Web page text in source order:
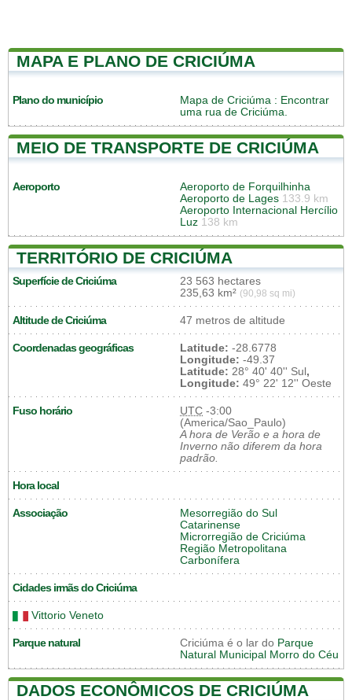
MAPA E PLANO DE CRICIÚMA
Plano do município Mapa de Criciúma : Encontrar
uma rua de Criciúma.
MEIO DE TRANSPORTE DE CRICIÚMA
Aeroporto
Aeroporto de Forquilhinha
Aeroporto de Lages 133.9 km
Aeroporto Internacional Hercílio
Luz 138 km
TERRITÓRIO DE CRICIÚMA
Superfície de Criciúma
23 563 hectares
235,63 km² (90,98 sq mi)
Altitude de Criciúma 47 metros de altitude
Coordenadas geográficas Latitude: -28.6778
Longitude: -49.37
Latitude: 28° 40' 40'' Sul,
Longitude: 49° 22' 12'' Oeste
Fuso horário UTC -3:00
(America/Sao_Paulo)
A hora de Verão e a hora de
Inverno não diferem da hora
padrão.
Hora local
Associação
Mesorregião do Sul
Catarinense
Microrregião de Criciúma
Região Metropolitana
Carbonífera
Cidades irmãs do Criciúma
Vittorio Veneto
Parque natural Criciúma é o lar do Parque
Natural Municipal Morro do Céu
DADOS ECONÔMICOS DE CRICIÚMA